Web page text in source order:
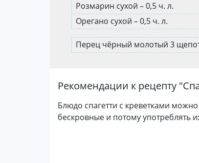
Розмарин сухой – 0,5 ч. л.
Орегано сухой – 0,5 ч. л.
Перец чёрный молотый 3
Рекомендации к рецепту "
Блюдо спагетти с креветками
бескровные и потому употреблять